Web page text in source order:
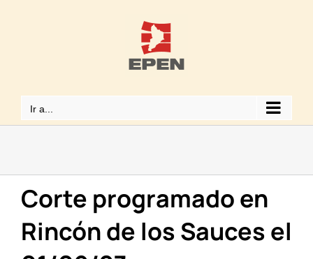
Ir a...
Corte programado en
Rincón de los Sauces el